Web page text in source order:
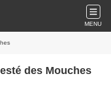
MENU
des Mouches